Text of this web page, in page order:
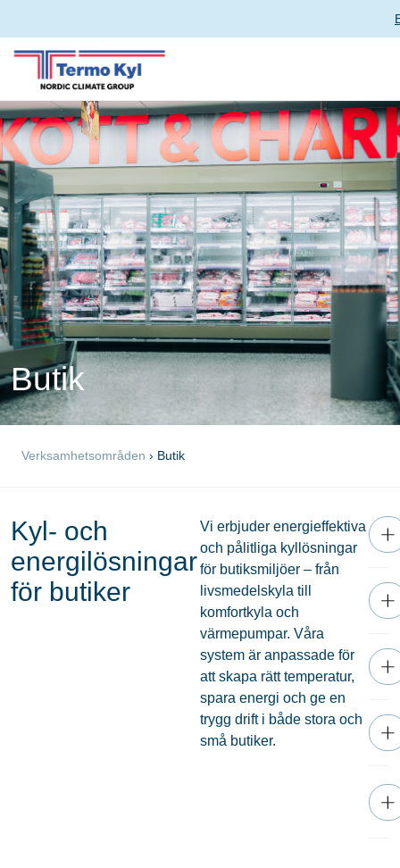
Butik
Verksamhetsområden › Butik
Kyl- och
energilösningar
för butiker
Vi erbjuder energieffektiva
och pålitliga kyllösningar
för butiksmiljöer – från
livsmedelskyla till
komfortkyla och
värmepumpar. Våra
system är anpassade för
att skapa rätt temperatur,
spara energi och ge en
trygg drift i både stora och
små butiker.